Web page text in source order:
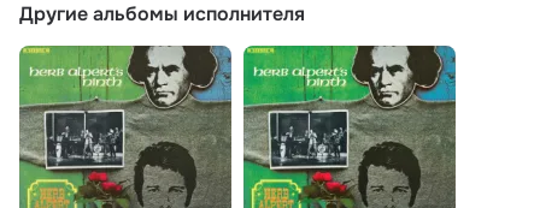
Другие альбомы исполнителя